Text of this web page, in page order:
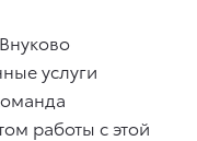
услуги
работы с этой